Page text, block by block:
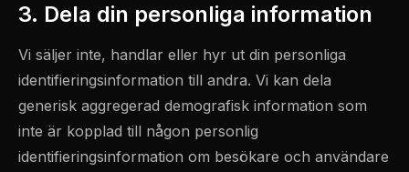
3. Dela din personliga information
Vi säljer inte, handlar eller hyr ut din personliga
identifieringsinformation till andra. Vi kan dela
generisk aggregerad demografisk information som
inte är kopplad till någon personlig
identifieringsinformation om besökare och användare